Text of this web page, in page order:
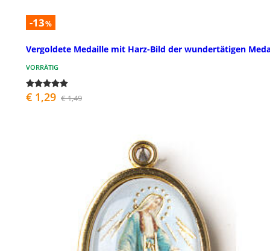
-13%
Vergoldete Medaille mit Harz-Bild der wundertätigen
VORRÄTIG
€ 1,29 € 1,49